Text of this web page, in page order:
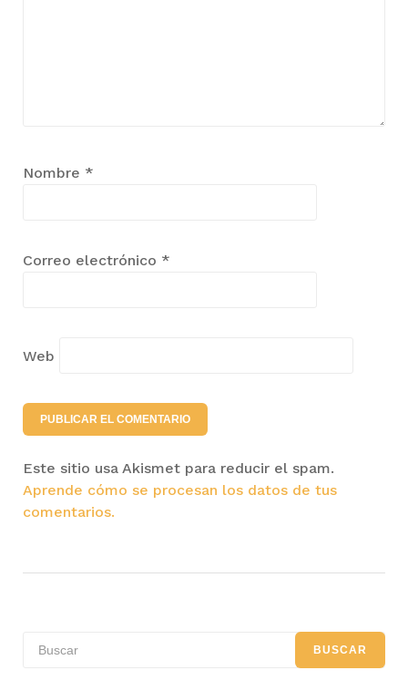
Nombre *
Correo electrónico *
Web
Este sitio usa Akismet para reducir el spam.
Aprende cómo se procesan los datos de tus
comentarios.
for:
BUSCAR